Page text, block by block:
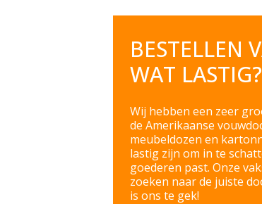
BESTELLEN
WAT
Wij hebben een zeer
de Amerikaanse
meubeldozen en
lastig zijn om in te
goederen past. Onze
zoeken naar de juiste
is ons te gek!